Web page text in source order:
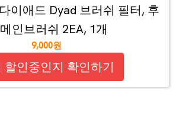
이애드 Dyad 브러쉬 필터, 후
인브러쉬 2EA, 1개
9,000원
할인중인지 확인하기